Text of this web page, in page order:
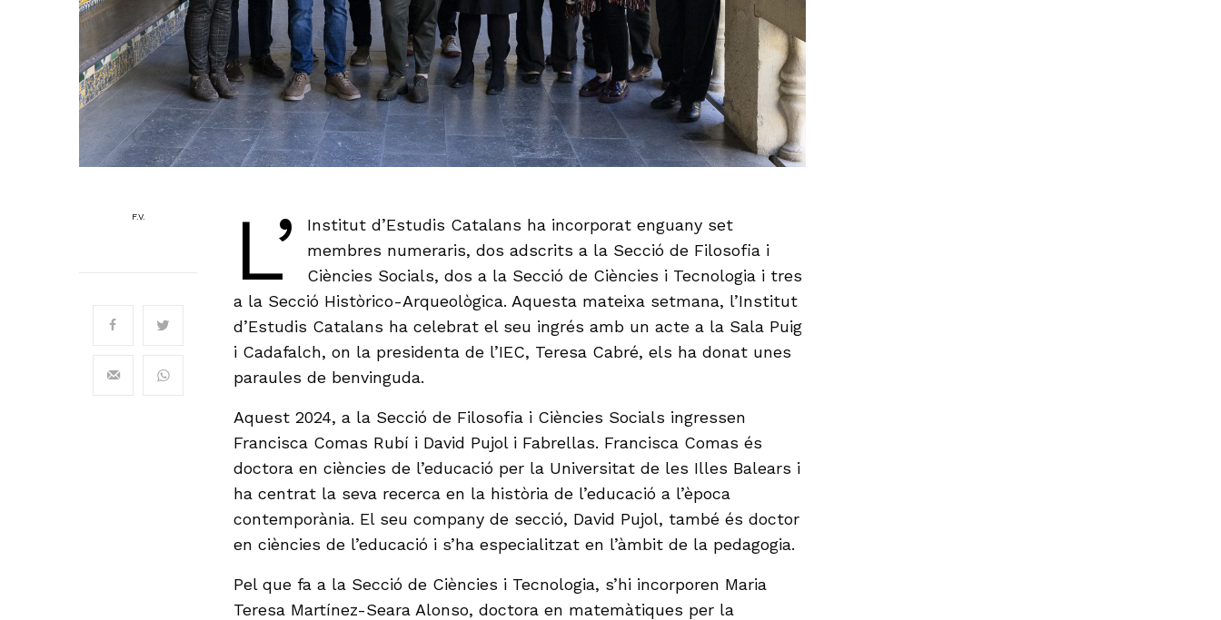
F.V. L’
Institut d’Estudis Catalans ha incorporat enguany set
membres numeraris, dos adscrits a la Secció de Filosofia i
Ciències Socials, dos a la Secció de Ciències i Tecnologia i tres
a la Secció Històrico-Arqueològica. Aquesta mateixa setmana, l’Institut
d’Estudis Catalans ha celebrat el seu ingrés amb un acte a la Sala Puig
i Cadafalch, on la presidenta de l’IEC, Teresa Cabré, els ha donat unes
paraules de benvinguda.
Aquest 2024, a la Secció de Filosofia i Ciències Socials ingressen
Francisca Comas Rubí i David Pujol i Fabrellas. Francisca Comas és
doctora en ciències de l’educació per la Universitat de les Illes Balears i
ha centrat la seva recerca en la història de l’educació a l’època
contemporània. El seu company de secció, David Pujol, també és doctor
en ciències de l’educació i s’ha especialitzat en l’àmbit de la pedagogia.
Pel que fa a la Secció de Ciències i Tecnologia, s’hi incorporen Maria
Teresa Martínez-Seara Alonso, doctora en matemàtiques per la